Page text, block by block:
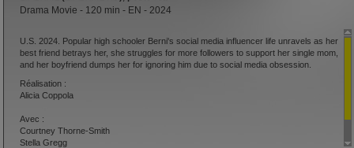
Drama Movie - 120 min - EN - 2024
U.S. 2024. Popular high schooler Berni's social media influencer life unravels as her
best friend betrays her, she struggles for more followers to support her single mom,
and her boyfriend dumps her for ignoring him due to social media obsession.
Réalisation :
Alicia Coppola
Avec :
Courtney Thorne-Smith
Stella Gregg